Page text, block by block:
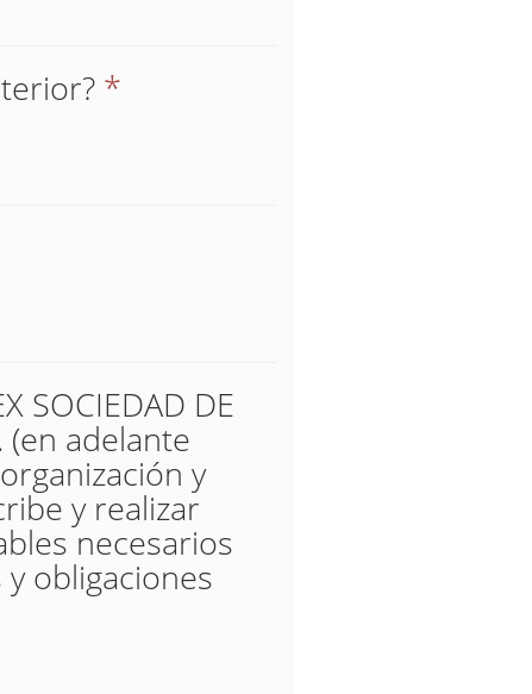
*
SOCIEDAD DE
(en adelante
y
y realizar
necesarios
obligaciones